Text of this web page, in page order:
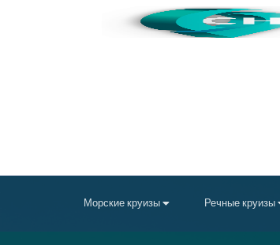
Морские круизы Речные круизы